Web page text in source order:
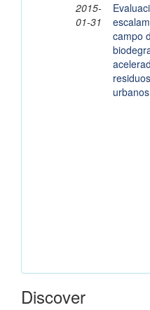
2015-
01-31
campo
urbanos
Discover